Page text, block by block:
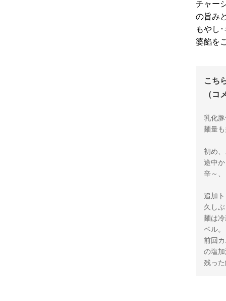
チャー
の旨み
もやし
婆餡を
こち
（コ
乳化
麺量
初め
途中
辛～
追加
久し
麺は
ベル。
前回
の塩
残っ